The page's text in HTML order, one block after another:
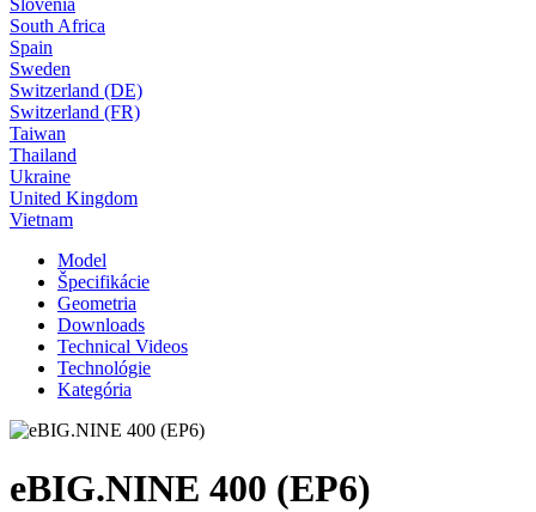
South Africa
Spain
Sweden
Switzerland (DE)
Switzerland (FR)
Taiwan
Thailand
Ukraine
United Kingdom
Vietnam
Model
Špecifikácie
Geometria
Downloads
Technical Videos
Technológie
Kategória
eBIG.NINE 400 (EP6)